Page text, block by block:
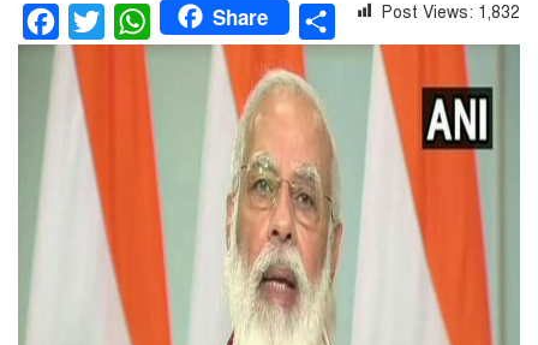
FacebookTwitter WhatsApp
Share
Share
Post Views: 1,832